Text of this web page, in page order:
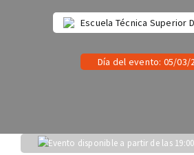
Escuela Técnica Superior
Día del evento: 05/03/
Evento disponible a partir de las